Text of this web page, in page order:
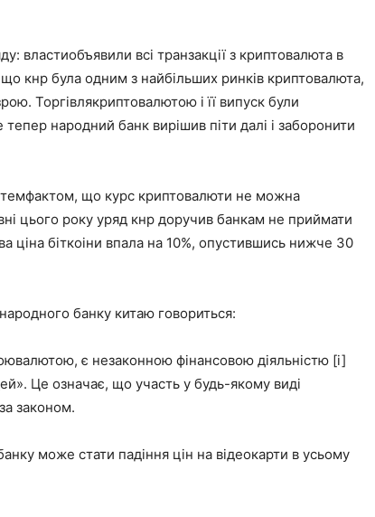
властиобъявили всі транзакції з криптовалюта в
кнр була одним з найбільших ринків криптовалюта,
Торгівлякриптовалютою і її випуск були
народний банк вирішив піти далі і заборонити
що курс криптовалюти не можна
цього року уряд кнр доручив банкам не приймати
ціна біткоіни впала на 10%, опустившись нижче 30
банку китаю говориться:
є незаконною фінансовою діяльністю [і]
Це означає, що участь у будь-якому виді
законом.
може стати падіння цін на відеокарти в усьому